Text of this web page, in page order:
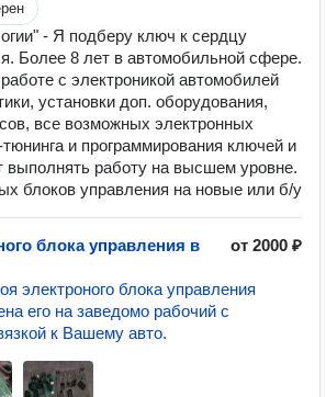
- Я подберу ключ к сердцу
Более 8 лет в автомобильной сфере.
с электроникой автомобилей
установки доп. оборудования,
все возможных электронных
и программирования ключей и
выполнять работу на высшем уровне.
блоков управления на новые или б/у
блока управления в
от 2000 ₽
электроного блока управления
его на заведомо рабочий с
к Вашему авто.